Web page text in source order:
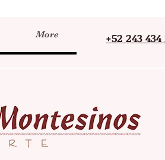
More +52 243 434